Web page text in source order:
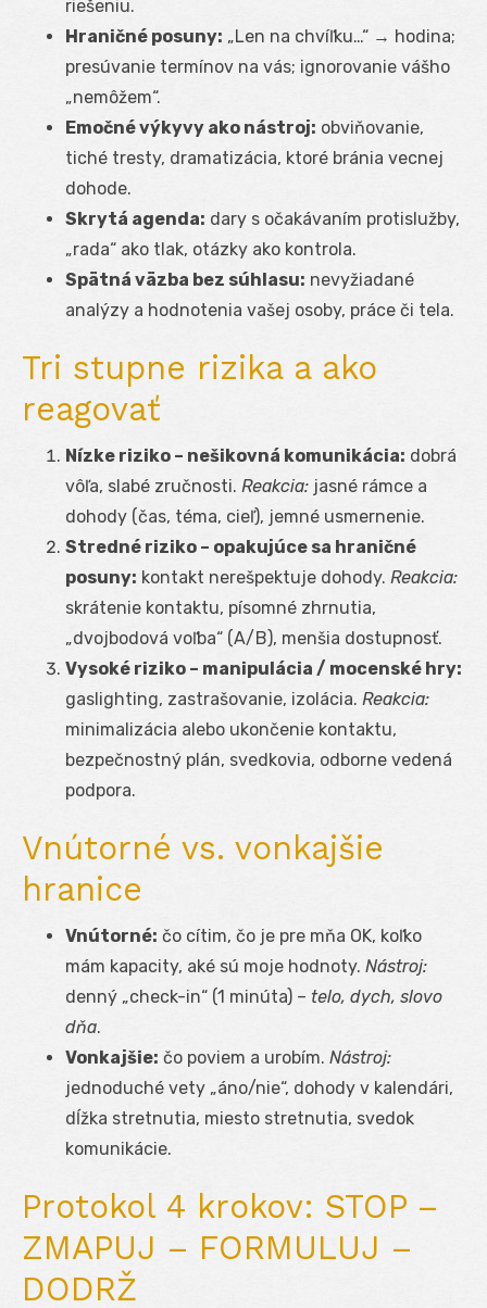
riešeniu.
Hraničné posuny: „Len na chvíľku…“ → hodina;
presúvanie termínov na vás; ignorovanie vášho
„nemôžem“.
Emočné výkyvy ako nástroj: obviňovanie,
tiché tresty, dramatizácia, ktoré bránia vecnej
dohode.
Skrytá agenda: dary s očakávaním protislužby,
„rada“ ako tlak, otázky ako kontrola.
Spätná väzba bez súhlasu: nevyžiadané
analýzy a hodnotenia vašej osoby, práce či tela.
Tri stupne rizika a ako
reagovať
Nízke riziko – nešikovná komunikácia: dobrá
vôľa, slabé zručnosti. Reakcia: jasné rámce a
dohody (čas, téma, cieľ), jemné usmernenie.
Stredné riziko – opakujúce sa hraničné
posuny: kontakt nerešpektuje dohody. Reakcia:
skrátenie kontaktu, písomné zhrnutia,
„dvojbodová voľba“ (A/B), menšia dostupnosť.
Vysoké riziko – manipulácia / mocenské hry:
gaslighting, zastrašovanie, izolácia. Reakcia:
minimalizácia alebo ukončenie kontaktu,
bezpečnostný plán, svedkovia, odborne vedená
podpora.
Vnútorné vs. vonkajšie
hranice
Vnútorné: čo cítim, čo je pre mňa OK, koľko
mám kapacity, aké sú moje hodnoty. Nástroj:
denný „check-in“ (1 minúta) – telo, dych, slovo
dňa.
Vonkajšie: čo poviem a urobím. Nástroj:
jednoduché vety „áno/nie“, dohody v kalendári,
dĺžka stretnutia, miesto stretnutia, svedok
komunikácie.
Protokol 4 krokov: STOP –
ZMAPUJ – FORMULUJ –
DODRŽ